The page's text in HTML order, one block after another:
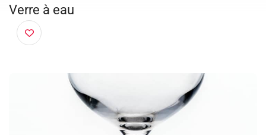
Verre à eau